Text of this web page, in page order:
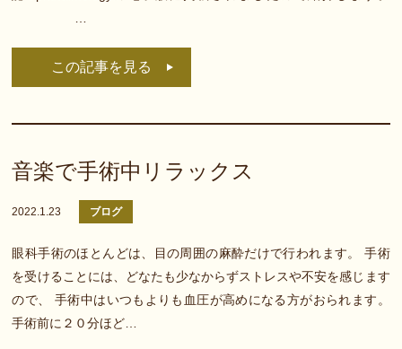
この記事を見る
音楽で手術中リラックス
2022.1.23 ブログ
眼科手術のほとんどは、目の周囲の麻酔だけで行われます。 手術
を受けることには、どなたも少なからずストレスや不安を感じます
ので、 手術中はいつもよりも血圧が高めになる方がおられます。
手術前に２０分ほど…